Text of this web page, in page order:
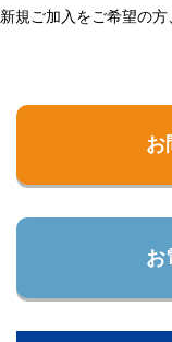
新規ご加入をご希望の
お
お